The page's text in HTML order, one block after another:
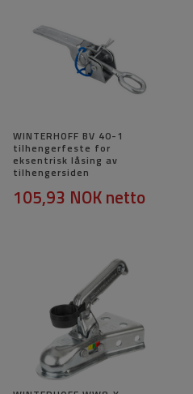
WINTERHOFF BV 40-1
tilhengerfeste for
eksentrisk låsing av
tilhengersiden
105,93 NOKnetto